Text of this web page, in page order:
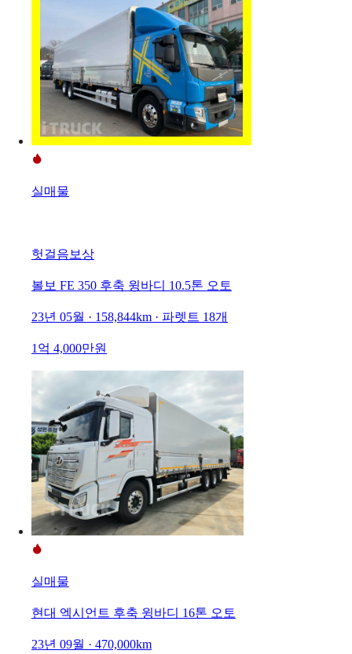
실매물
헛걸음보상
볼보 FE 350 후축 윙바디 10.5톤 오토
23년 05월 · 158,844km · 파렛트 18개
1억 4,000만원
실매물
현대 엑시언트 후축 윙바디 16톤 오토
23년 09월 · 470,000km